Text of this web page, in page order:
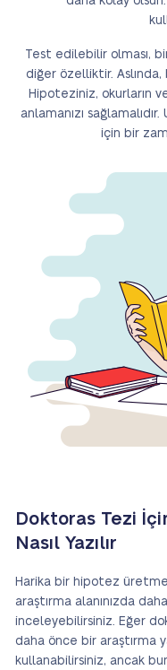
Test edilebilir olması,
diğer özelliktir.
Hipoteziniz, okurların
anlamanızı
için bir
Doktoras Tezi
Nasıl Yazılır
Harika bir hipotez
araştırma alanınızda
inceleyebilirsiniz. Eğer
daha önce bir araştırma
kullanabilirsiniz, ancak